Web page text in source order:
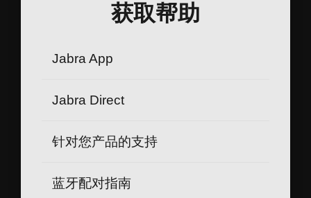
获取帮助
Jabra App
Jabra Direct
针对您产品的支持
蓝牙配对指南